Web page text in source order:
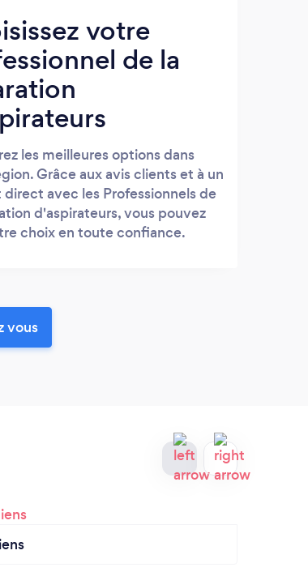
votre
de la
les meilleures options dans
Grâce aux avis clients et à un
avec les Professionnels de
d'aspirateurs, vous pouvez
choix en toute confiance.
vous